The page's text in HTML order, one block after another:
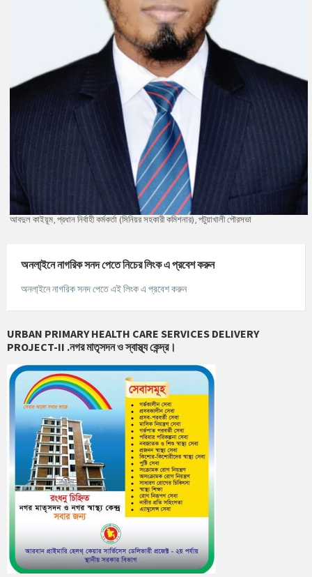
আবদুল কাইয়ূম, প্রধান নির্বাহী কর্মকর্তা (সিনিয়র সহকারী কমিশনার), পটুয়াখালী পৌরসভা
অনলা্‌ইনে নাগরিক সনদ পেতে নিচের লিংক এ প্রবেশ করুন
অনলা্‌ইনে নাগরিক সনদ পেতে এই লিংক এ প্রবেশ করুন
URBAN PRIMARY HEALTH CARE SERVICES DELIVERY
PROJECT-II .নগর মাতৃসদন ও স্বাস্থ্য কেন্দ্র।